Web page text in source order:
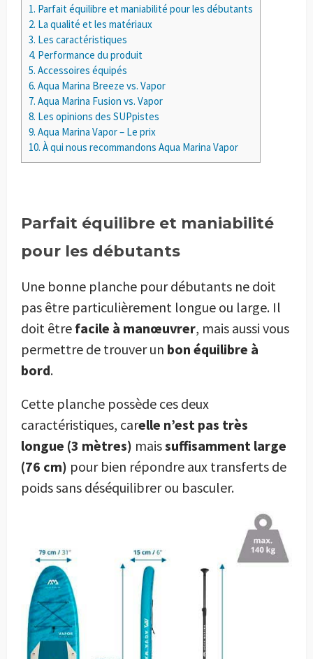
1. Parfait équilibre et maniabilité pour les débutants
2. La qualité et les matériaux
3. Les caractéristiques
4. Performance du produit
5. Accessoires équipés
6. Aqua Marina Breeze vs. Vapor
7. Aqua Marina Fusion vs. Vapor
8. Les opinions des SUPpistes
9. Aqua Marina Vapor – Le prix
10. À qui nous recommandons Aqua Marina Vapor
Parfait équilibre et maniabilité
pour les débutants
Une bonne planche pour débutants ne doit
pas être particulièrement longue ou large. Il
doit être facile à manœuvrer, mais aussi vous
permettre de trouver un bon équilibre à
bord.
Cette planche possède ces deux
caractéristiques, carelle n’est pas très
longue (3 mètres) maissuffisamment large
(76 cm) pour bien répondre aux transferts de
poids sans déséquilibrer ou basculer.